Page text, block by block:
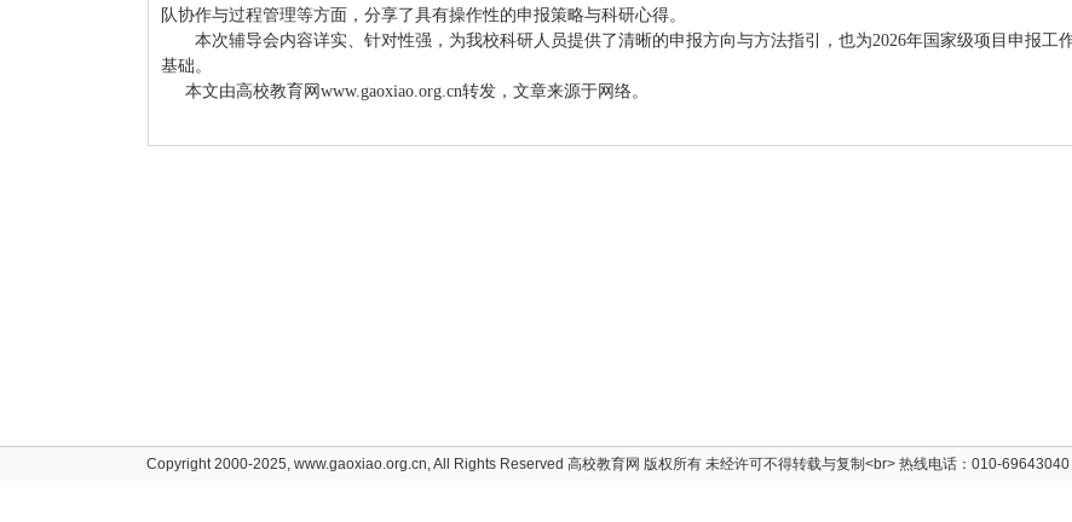
队协作与过程管理等方面，分享了具有操作性的申报策略与科研心得。
本次辅导会内容详实、针对性强，为我校科研人员提供了清晰的申报方向与方法指引，也为2026年国家级项目申报工
基础。
本文由高校教育网www.gaoxiao.org.cn转发，文章来源于网络。
Copyright 2000-2025, www.gaoxiao.org.cn, All Rights Reserved 高校教育网 版权所有 未经许可不得转载与复制<br> 热线电话：010-69643040